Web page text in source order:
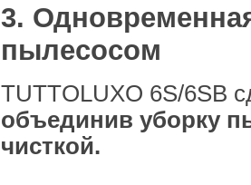
3.
пылесосом
TUTTOLUXO 6S/6SB
объединив уборку
чисткой.